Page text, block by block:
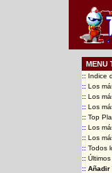
MENU
::Indice
::Los
::Los
::Los
::Top
::Los
::Los
::Todos
::Últimos
:: Añadir